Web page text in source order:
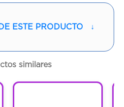
ESTE PRODUCTO ↓
similares